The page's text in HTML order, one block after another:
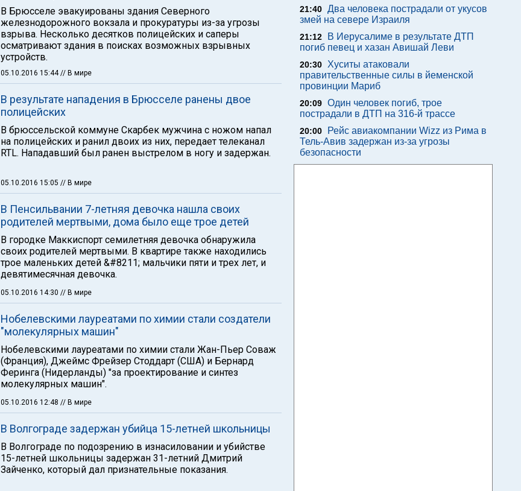
В Брюсселе эвакуированы здания Северного
железнодорожного вокзала и прокуратуры из-за угрозы
взрыва. Несколько десятков полицейских и саперы
осматривают здания в поисках возможных взрывных
устройств.
05.10.2016 15:44// В мире
В результате нападения в Брюсселе ранены двое
полицейских
В брюссельской коммуне Скарбек мужчина с ножом напал
на полицейских и ранил двоих из них, передает телеканал
RTL. Нападавший был ранен выстрелом в ногу и задержан.
05.10.2016 15:05 // В мире
В Пенсильвании 7-летняя девочка нашла своих
родителей мертвыми, дома было еще трое детей
В городке Маккиспорт семилетняя девочка обнаружила
своих родителей мертвыми. В квартире также находились
трое маленьких детей &#8211; мальчики пяти и трех лет, и
девятимесячная девочка.
05.10.2016 14:30 // В мире
Нобелевскими лауреатами по химии стали создатели
"молекулярных машин"
Нобелевскими лауреатами по химии стали Жан-Пьер Соваж
(Франция), Джеймс Фрейзер Стоддарт (США) и Бернард
Феринга (Нидерланды) "за проектирование и синтез
молекулярных машин".
05.10.2016 12:48 // В мире
В Волгограде задержан убийца 15-летней школьницы
В Волгограде по подозрению в изнасиловании и убийстве
15-летней школьницы задержан 31-летний Дмитрий
Зайченко, который дал признательные показания.
21:40 Два человека пострадали от укусов
змей на севере Израиля
21:12
В Иерусалиме в результате ДТП
погиб певец и хазан Авишай Леви
20:30
Хуситы атаковали
правительственные силы в йеменской
провинции Мариб
20:09 Один человек погиб, трое
пострадали в ДТП на 316-й трассе
20:00
Рейс авиакомпании Wizz из Рима в
Тель-Авив задержан из-за угрозы
безопасности